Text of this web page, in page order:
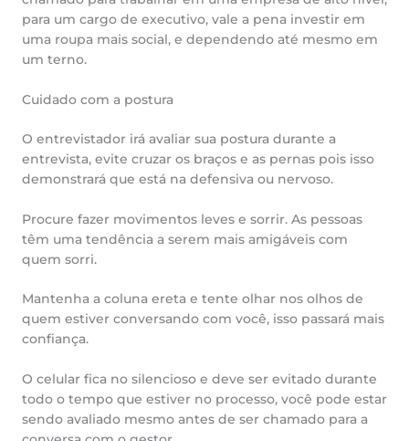
para um cargo de executivo, vale a pena investir em
uma roupa mais social, e dependendo até mesmo em
um terno.
Cuidado com a postura
O entrevistador irá avaliar sua postura durante a
entrevista, evite cruzar os braços e as pernas pois isso
demonstrará que está na defensiva ou nervoso.
Procure fazer movimentos leves e sorrir. As pessoas
têm uma tendência a serem mais amigáveis com
quem sorri.
Mantenha a coluna ereta e tente olhar nos olhos de
quem estiver conversando com você, isso passará mais
confiança.
O celular fica no silencioso e deve ser evitado durante
todo o tempo que estiver no processo, você pode estar
sendo avaliado mesmo antes de ser chamado para a